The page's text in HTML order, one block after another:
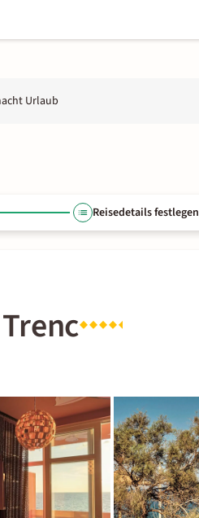
Urlaub
Reisedetails festlegen